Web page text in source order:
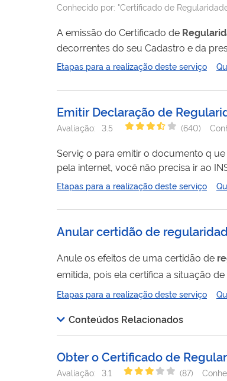
Conhecido por: "Certificado de
A emissão do Certificado de
decorrentes do seu Cadastro e da prestação
usuários inscritos no CTF/APP, a
Instrução...
Etapas para a realização deste serviço
Emitir Declaração de
Avaliação: 3.5 (640)
Serviç o para emitir o documento q ue mostra o pagamento regular da contribuição do INSS. Este pedido é realizado totalmente
pela internet, você não precisa ir ao
Etapas para a realização deste serviço
Anular certidão de
Anule os efeitos de uma certidão de
emitida, pois ela certifica a situação de
efeitos, se as informações nela contidas não estiverem corretas. Após a
informações corretas, você precisará
Etapas para a realização deste serviço
Conteúdos Relacionados
Obter o Certificado de
Avaliação: 3.1 (87)